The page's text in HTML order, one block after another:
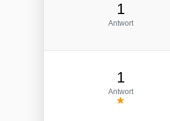
1
Antwort
1
Antwort